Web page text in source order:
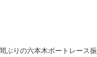
ぶりの六本木ボートレース振